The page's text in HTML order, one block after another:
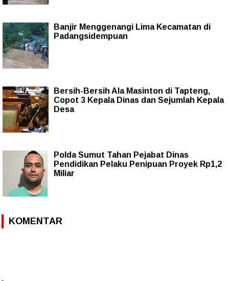
Banjir Menggenangi Lima Kecamatan di
Padangsidempuan
Bersih-Bersih Ala Masinton di Tapteng,
Copot 3 Kepala Dinas dan Sejumlah Kepala
Desa
Polda Sumut Tahan Pejabat Dinas
Pendidikan Pelaku Penipuan Proyek Rp1,2
Miliar
KOMENTAR